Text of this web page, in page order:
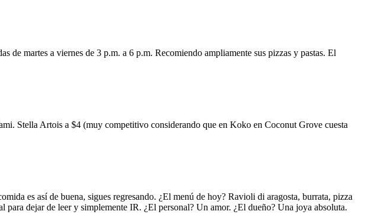
martes a viernes de 3 p.m. a 6 p.m. Recomiendo ampliamente sus pizzas y pastas. El
Stella Artois a $4 (muy competitivo considerando que en Koko en Coconut Grove cuesta
es así de buena, sigues regresando. ¿El menú de hoy? Ravioli di aragosta, burrata, pizza
dejar de leer y simplemente IR. ¿El personal? Un amor. ¿El dueño? Una joya absoluta.